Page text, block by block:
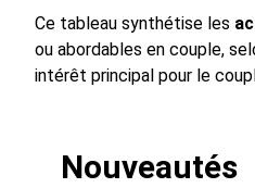
Ce tableau synthétise les
ou abordables en couple,
intérêt principal pour le
Nouveautés